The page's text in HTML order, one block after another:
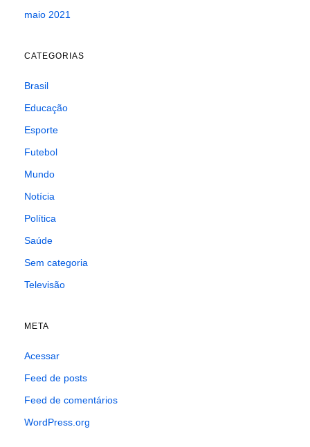
maio 2021
CATEGORIAS
Brasil
Educação
Esporte
Futebol
Mundo
Notícia
Política
Saúde
Sem categoria
Televisão
META
Acessar
Feed de posts
Feed de comentários
WordPress.org